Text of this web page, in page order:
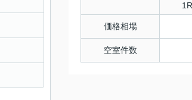
価格相場
空室件数